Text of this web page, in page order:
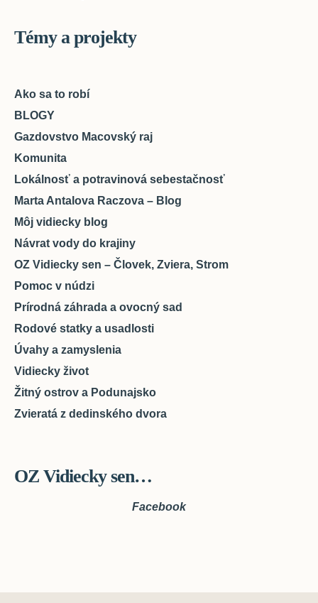
Témy a projekty
Ako sa to robí
BLOGY
Gazdovstvo Macovský raj
Komunita
Lokálnosť a potravinová sebestačnosť
Marta Antalova Raczova – Blog
Môj vidiecky blog
Návrat vody do krajiny
OZ Vidiecky sen – Človek, Zviera, Strom
Pomoc v núdzi
Prírodná záhrada a ovocný sad
Rodové statky a usadlosti
Úvahy a zamyslenia
Vidiecky život
Žitný ostrov a Podunajsko
Zvieratá z dedinského dvora
OZ Vidiecky sen…
Facebook